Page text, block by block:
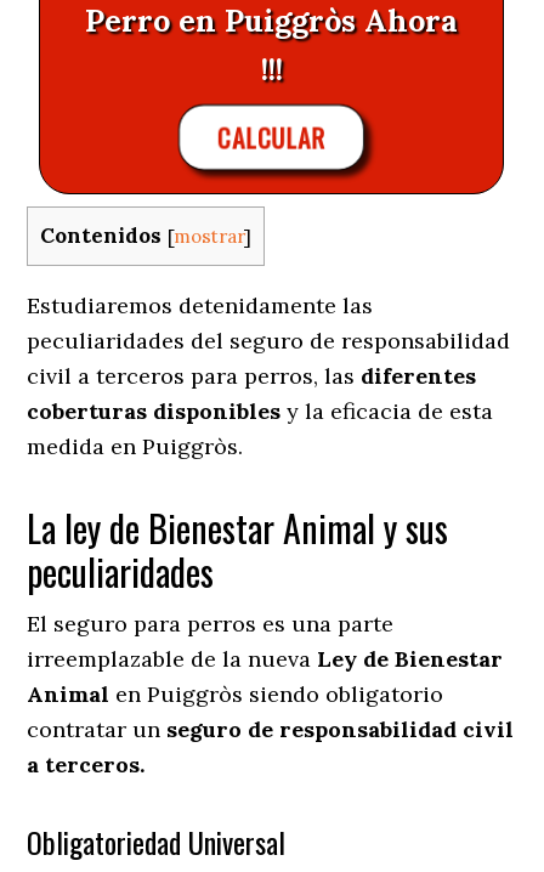
Perro en Puiggròs Ahora
!!!
CALCULAR
Contenidos [mostrar]
Estudiaremos detenidamente las
peculiaridades del seguro de responsabilidad
civil a terceros para perros, las diferentes
coberturas disponibles y la eficacia de esta
medida en Puiggròs.
La ley de Bienestar Animal y sus
peculiaridades
El seguro para perros es una parte
irreemplazable de la nueva Ley de Bienestar
Animal en Puiggròs siendo obligatorio
contratar un seguro de responsabilidad civil
a terceros.
Obligatoriedad Universal